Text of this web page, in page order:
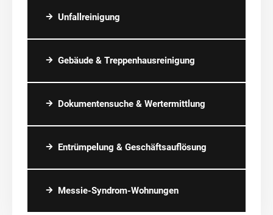
Unfallreinigung
Gebäude & Treppenhausreinigung
Dokumentensuche & Wertermittlung
Entrümpelung & Geschäftsauflösung
Messie-Syndrom-Wohnungen